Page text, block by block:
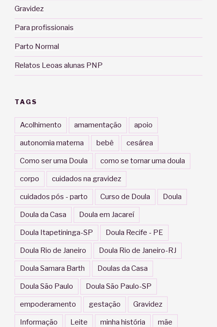
Gravidez
Para profissionais
Parto Normal
Relatos Leoas alunas PNP
TAGS
Acolhimento amamentação apoio
autonomia materna bebê cesárea
Como ser uma Doula como se tornar uma doula
corpo cuidados na gravidez
cuidados pós - parto Curso de Doula Doula
Doula da Casa Doula em Jacareí
Doula Itapetininga-SP Doula Recife - PE
Doula Rio de Janeiro Doula Rio de Janeiro-RJ
Doula Samara Barth Doulas da Casa
Doula São Paulo Doula São Paulo-SP
empoderamento gestação Gravidez
Informação Leite minha história mãe